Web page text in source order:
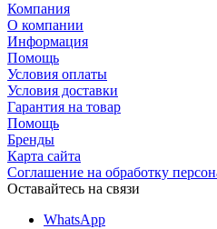
Компания
О компании
Информация
Помощь
Условия оплаты
Условия доставки
Гарантия на товар
Помощь
Бренды
Карта сайта
Соглашение на обработку
Оставайтесь на связи
WhatsApp